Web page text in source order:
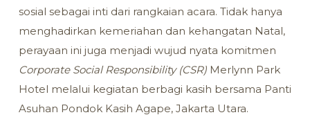
sosial sebagai inti dari rangkaian acara. Tidak hanya
menghadirkan kemeriahan dan kehangatan Natal,
perayaan ini juga menjadi wujud nyata komitmen
Corporate Social Responsibility (CSR) Merlynn Park
Hotel melalui kegiatan berbagi kasih bersama Panti
Asuhan Pondok Kasih Agape, Jakarta Utara.